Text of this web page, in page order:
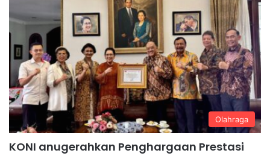
Olahraga
KONI anugerahkan Penghargaan Prestasi